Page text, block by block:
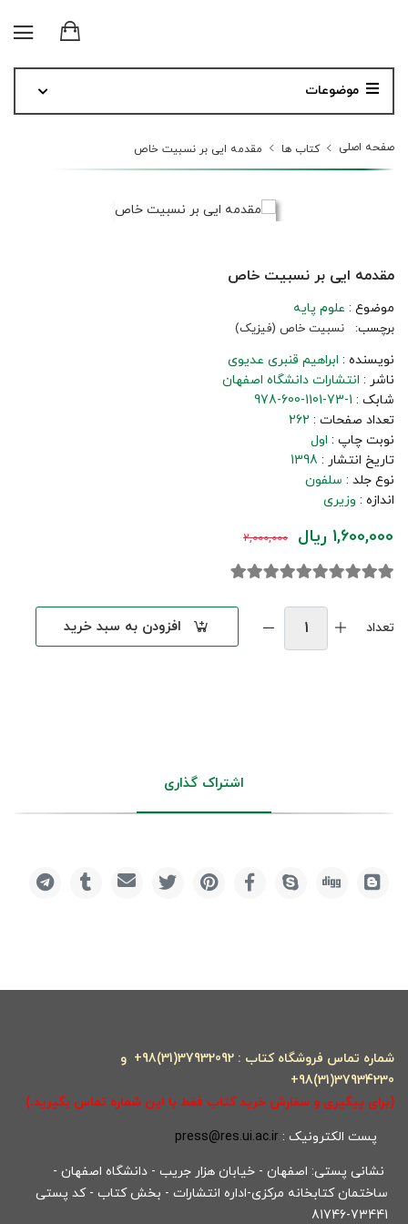
موضوعات
صفحه اصلی کتاب ها مقدمه ایی بر نسبیت خاص
مقدمه ایی بر نسبیت خاص
موضوع : علوم پایه
برچسب: نسبیت خاص (فیزیک)
نویسنده : ابراهیم قنبری عدیوی
ناشر : انتشارات دانشگاه اصفهان
شابک : 978-600-1101-73-1
تعداد صفحات : 262
نوبت چاپ : اول
تاریخ انتشار : 1398
نوع جلد : سلفون
اندازه : وزیری
1,600,000 ریال 2,000,000
تعداد افزودن به سبد خرید
اشتراک گذاری
شماره تماس فروشگاه کتاب : 37932092(31)98+ و
37934230(31)98+
(برای پیگیری و سفارش خرید کتاب فقط با این شماره تماس بگیرید.)
پست الکترونیک : press@res.ui.ac.ir
نشانی پستی: اصفهان - خیابان هزار جریب - دانشگاه اصفهان -
ساختمان کتابخانه مرکزی-اداره انتشارات - بخش کتاب - کد پستی
73441-81746